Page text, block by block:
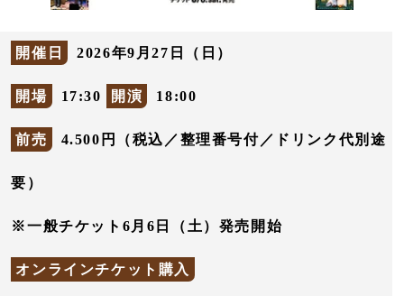
開催日 2026年9月27日（日）
開場 17:30 開演 18:00
前売 4.500円（税込／整理番号付／ドリンク代別途
要）
※一般チケット6月6日（土）発売開始
オンラインチケット購入